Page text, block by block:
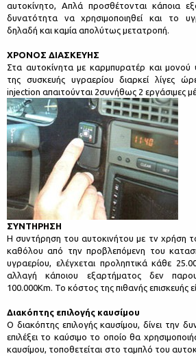
αυτοκίνητο, Απλά προσθέτονται κάποια
δυνατότητα να χρησιμοποιηθεί και το
δηλαδή και καμία απολύτως μετατροπή.
ΧΡΟΝΟΣ ΔΙΑΣΚΕΥΗΣ
Στα αυτοκίνητα με καρμπυρατέρ και
της συσκευής υγραερίου διαρκεί λίγες
injection απαιτούνται 2συνήθως 2 εργάσιμες
ΣΥΝΤΗΡΗΣΗ
Η συντήρηση του αυτοκινήτου με τν χρήση
καθόλου από την προβλεπόμενη του
υγραερίου, ελέγχεται προληπτικά κάθε
αλλαγή κάποιου εξαρτήματος δεν
100.000Km. Το κόστος της πιθανής επισκευής
Διακόπτης επιλογής καυσίμου
Ο διακόπτης επιλογής καυσίμου, δίνει την
επιλέξει το καύσιμο το οποίο θα
καυσίμου, τοποθετείται στο ταμπλό του